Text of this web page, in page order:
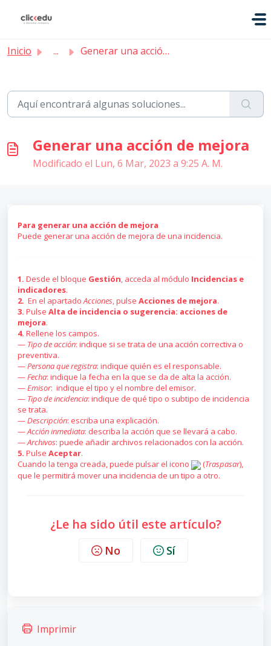
Inicio ... Generar una acción de mejora
Generar una acción de mejora
Modificado el Lun, 6 Mar, 2023 a 9:25 A. M.
Para generar una acción de mejora
Puede generar una acción de mejora de una incidencia.
1. Desde el bloque Gestión, acceda al módulo Incidencias e
indicadores.
2. En el apartadoAcciones, pulse Acciones de mejora.
3. Pulse Alta de incidencia o sugerencia: acciones de
mejora.
4. Rellene los campos.
— Tipo de acción: indique si se trata de una acción correctiva o
preventiva.
—Persona que registra: indique quién es el responsable.
—Fecha: indique la fecha en la que se da de alta la acción.
—Emisor: indique el tipo y el nombre del emisor.
— Tipo de incidencia: indique de qué tipo o subtipo de incidencia
se trata.
—Descripción: escriba una explicación.
—Acción inmediata: describa la acción que se llevará a cabo.
—Archivos: puede añadir archivos relacionados con la acción.
5. Pulse Aceptar.
Cuando la tenga creada, puede pulsar el icono
(Traspasar),
que le permitirá mover una incidencia de un tipo a otro.
¿Le ha sido útil este artículo?
No Sí
Imprimir